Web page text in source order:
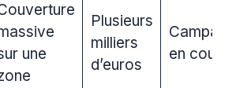
une
Plusieurs
milliers
d’euros
en cours